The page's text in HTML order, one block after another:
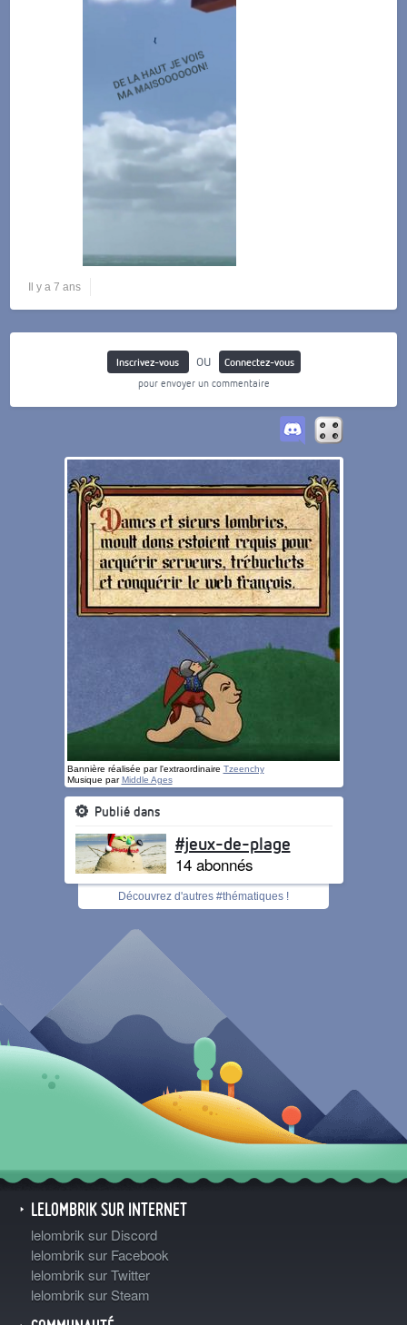
Il y a 7 ans
Inscrivez-vous ou
Connectez-vous
pour envoyer un commentaire
Bannière réalisée par l'extraordinaire Tzeenchy
Musique parMiddle Ages
Publié dans
#jeux-de-plage
14 abonnés
Découvrez d'autres #thématiques !
LELOMBRIK SUR INTERNET
lelombrik sur Discord
lelombrik sur Facebook
lelombrik sur Twitter
lelombrik sur Steam